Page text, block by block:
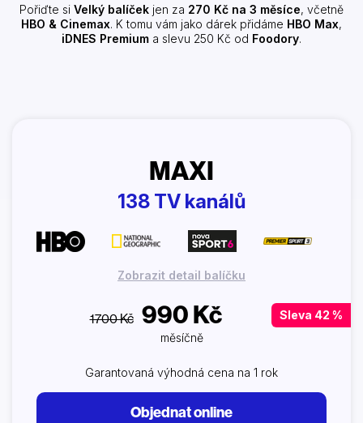
Pořiďte si Velký balíček jen za 270 Kč na 3 měsíce, včetně
HBO & Cinemax. K tomu vám jako dárek přidáme HBO Max,
iDNES Premium a slevu 250 Kč od Foodory.
MAXI
138 TV kanálů
Zobrazit detail balíčku
1700 Kč 990 Kč
Sleva 42 %
měsíčně
Garantovaná výhodná cena na 1 rok
Objednat online